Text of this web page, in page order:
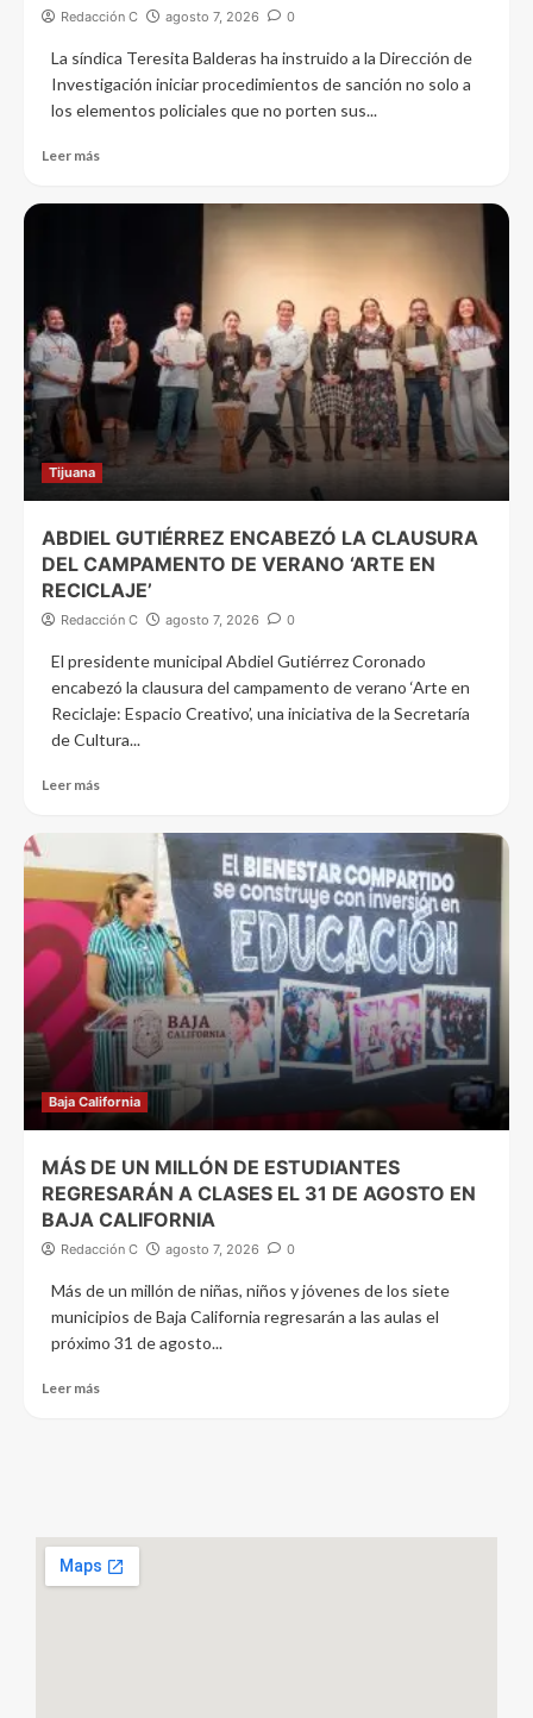
Redacción C agosto 7, 2026 0
La síndica Teresita Balderas ha instruido a la Dirección de
Investigación iniciar procedimientos de sanción no solo a
los elementos policiales que no porten sus...
Leer más
Tijuana
ABDIEL GUTIÉRREZ ENCABEZÓ LA CLAUSURA
DEL CAMPAMENTO DE VERANO ‘ARTE EN
RECICLAJE’
Redacción C agosto 7, 2026 0
El presidente municipal Abdiel Gutiérrez Coronado
encabezó la clausura del campamento de verano ‘Arte en
Reciclaje: Espacio Creativo’, una iniciativa de la Secretaría
de Cultura...
Leer más
Baja California
MÁS DE UN MILLÓN DE ESTUDIANTES
REGRESARÁN A CLASES EL 31 DE AGOSTO EN
BAJA CALIFORNIA
Redacción C agosto 7, 2026 0
Más de un millón de niñas, niños y jóvenes de los siete
municipios de Baja California regresarán a las aulas el
próximo 31 de agosto...
Leer más